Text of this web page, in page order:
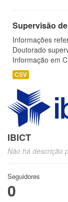
Supervisão
Informações
Doutorado
Informação em
CSV
IBICT
Não há descrição
Seguidores
0